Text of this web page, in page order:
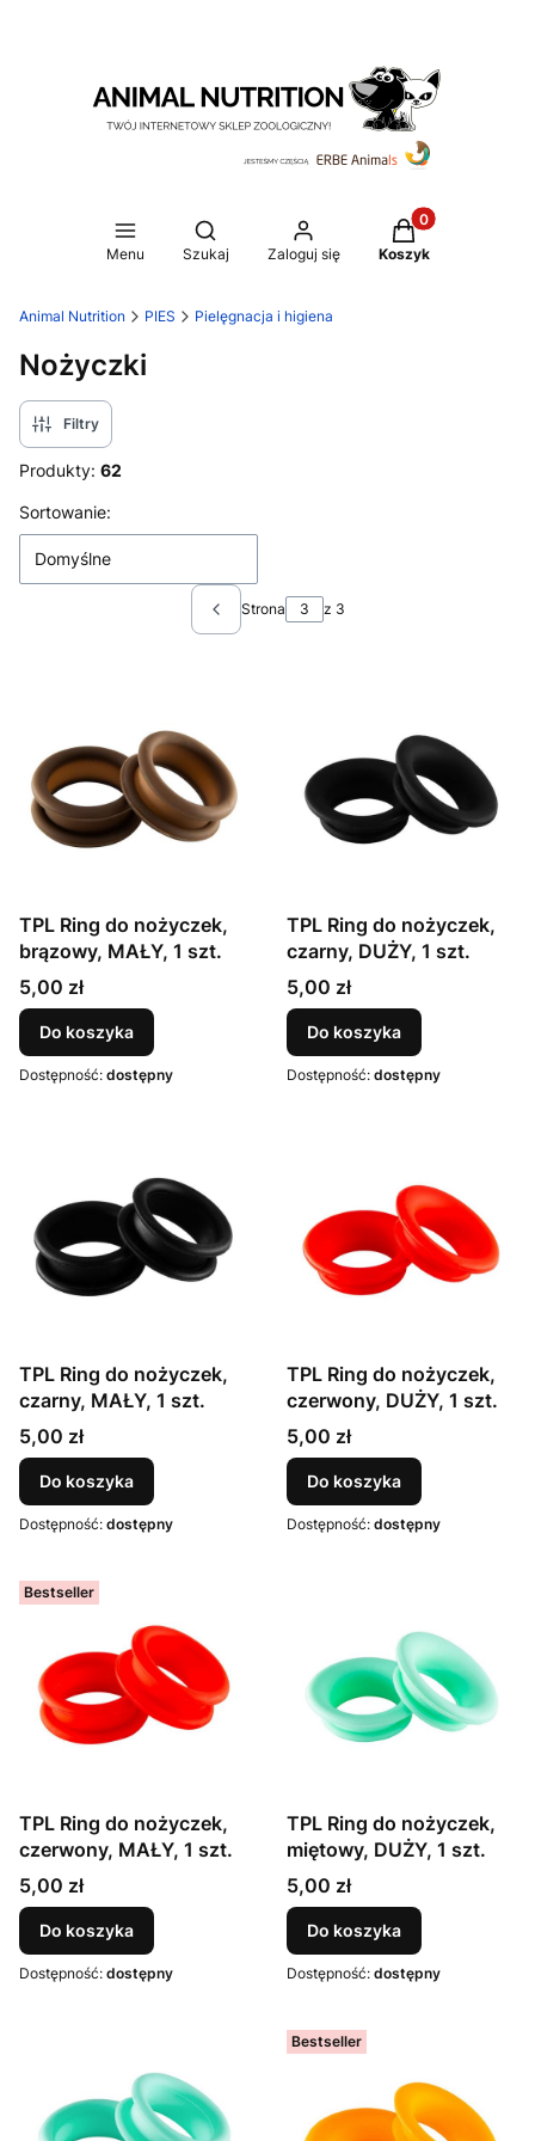
Menu
Otwórz wyszukiwarkę
Szukaj Zaloguj się
Produkty w
Koszyk
Animal Nutrition PIES Pielęgnacja i higiena
Nożyczki
Filtry
Produkty: 62
Lista produktów
Sortowanie:
Domyślne
Poprzednie produkty
Strona z 3
TPL Ring do nożyczek,
brązowy, MAŁY, 1 szt.
Cena
5,00 zł
Do koszyka
Dostępność: dostępny
TPL Ring do nożyczek,
czarny, DUŻY, 1 szt.
Cena
5,00 zł
Do koszyka
Dostępność: dostępny
TPL Ring do nożyczek,
czarny, MAŁY, 1 szt.
Cena
5,00 zł
Do koszyka
Dostępność: dostępny
TPL Ring do nożyczek,
czerwony, DUŻY, 1 szt.
Cena
5,00 zł
Do koszyka
Dostępność: dostępny
Bestseller
TPL Ring do nożyczek,
czerwony, MAŁY, 1 szt.
Cena
5,00 zł
Do koszyka
Dostępność: dostępny
TPL Ring do nożyczek,
miętowy, DUŻY, 1 szt.
Cena
5,00 zł
Do koszyka
Dostępność: dostępny
Bestseller